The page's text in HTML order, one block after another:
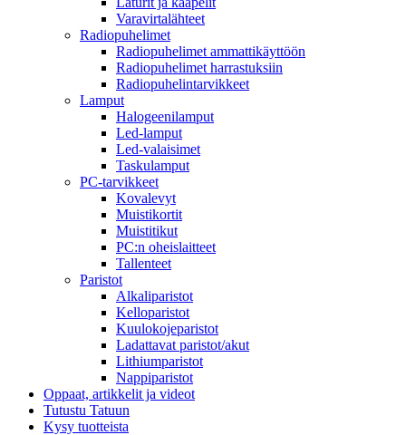
Varavirtalähteet
Radiopuhelimet
Radiopuhelimet ammattikäyttöön
Radiopuhelimet harrastuksiin
Radiopuhelintarvikkeet
Lamput
Halogeenilamput
Led-lamput
Led-valaisimet
Taskulamput
PC-tarvikkeet
Kovalevyt
Muistikortit
Muistitikut
PC:n oheislaitteet
Tallenteet
Paristot
Alkaliparistot
Kelloparistot
Kuulokojeparistot
Ladattavat paristot/akut
Lithiumparistot
Nappiparistot
Oppaat, artikkelit ja videot
Tutustu Tatuun
Kysy tuotteista